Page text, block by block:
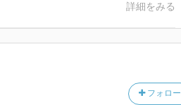
詳細をみる
フォロー